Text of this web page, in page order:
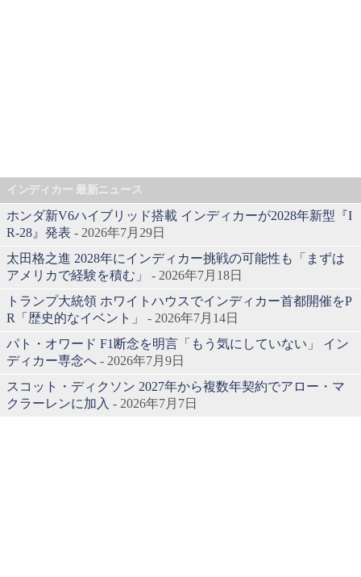
インディカー 最新ニュース
ホンダ新V6ハイブリッド搭載 インディカーが2028年新型『I
R-28』発表 - 2026年7月29日
太田格之進 2028年にインディカー挑戦の可能性も「まずは
アメリカで経験を積む」
- 2026年7月18日
トランプ大統領 ホワイトハウスでインディカー首都開催をP
R「歴史的なイベント」
- 2026年7月14日
パト・オワード F1断念を明言「もう気にしていない」 イン
ディカー専念へ - 2026年7月9日
スコット・ディクソン 2027年から複数年契約でアロー・マ
クラーレンに加入 - 2026年7月7日